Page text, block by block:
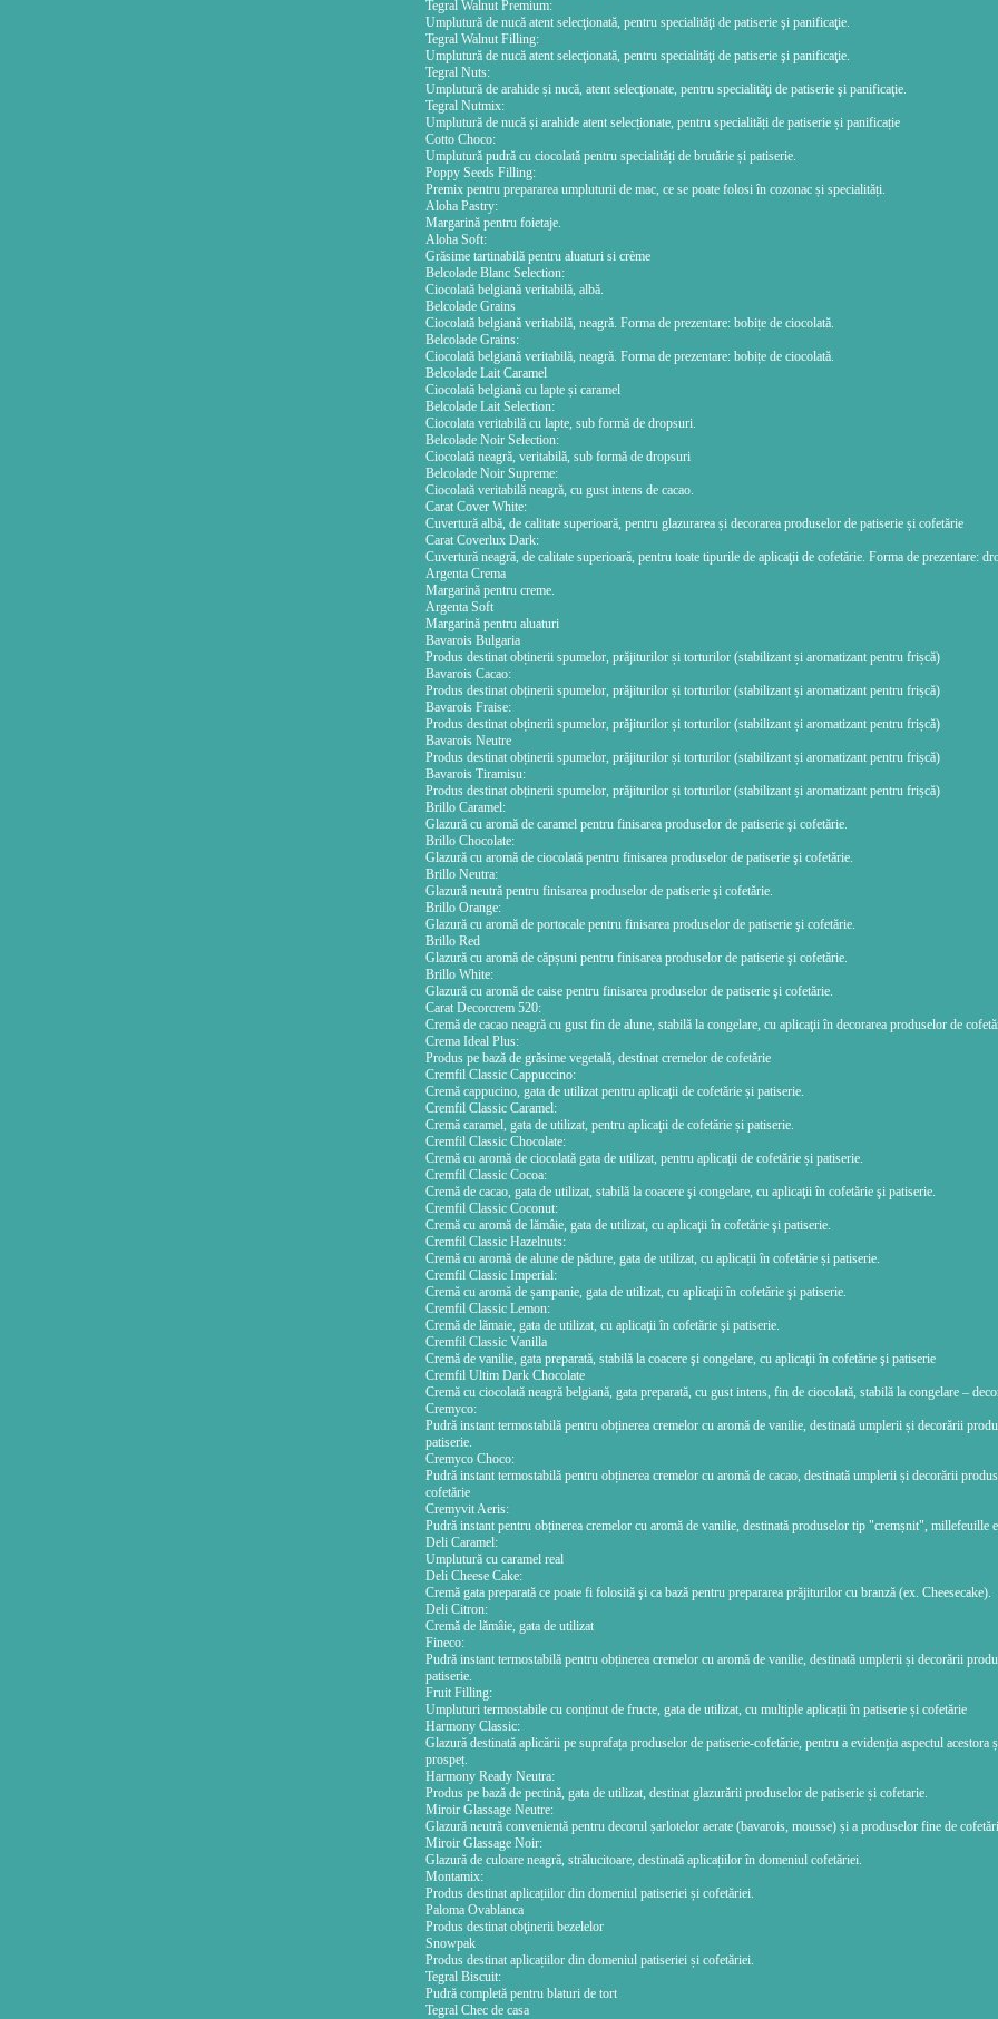
Tegral Walnut Premium:
Umplutură de nucă atent selecţionată, pentru specialităţi de patiserie şi panificaţie.
Tegral Walnut Filling:
Umplutură de nucă atent selecţionată, pentru specialităţi de patiserie şi panificaţie.
Tegral Nuts:
Umplutură de arahide și nucă, atent selecţionate, pentru specialităţi de patiserie şi panificaţie.
Tegral Nutmix:
Umplutură de nucă și arahide atent selecționate, pentru specialități de patiserie și panificație
Cotto Choco:
Umplutură pudră cu ciocolată pentru specialități de brutărie și patiserie.
Poppy Seeds Filling:
Premix pentru prepararea umpluturii de mac, ce se poate folosi în cozonac și specialități.
Aloha Pastry:
Margarină pentru foietaje.
Aloha Soft:
Grăsime tartinabilă pentru aluaturi si crème
Belcolade Blanc Selection:
Ciocolată belgiană veritabilă, albă.
Belcolade Grains
Ciocolată belgiană veritabilă, neagră. Forma de prezentare: bobițe de ciocolată.
Belcolade Grains:
Ciocolată belgiană veritabilă, neagră. Forma de prezentare: bobițe de ciocolată.
Belcolade Lait Caramel
Ciocolată belgiană cu lapte și caramel
Belcolade Lait Selection:
Ciocolata veritabilă cu lapte, sub formă de dropsuri.
Belcolade Noir Selection:
Ciocolată neagră, veritabilă, sub formă de dropsuri
Belcolade Noir Supreme:
Ciocolată veritabilă neagră, cu gust intens de cacao.
Carat Cover White:
Cuvertură albă, de calitate superioară, pentru glazurarea și decorarea produselor de patiserie și cofetărie
Carat Coverlux Dark:
Cuvertură neagră, de calitate superioară, pentru toate tipurile de aplicaţii de cofetărie. Forma de prezentare:
Argenta Crema
Margarină pentru creme.
Argenta Soft
Margarină pentru aluaturi
Bavarois Bulgaria
Produs destinat obținerii spumelor, prăjiturilor și torturilor (stabilizant și aromatizant pentru frișcă)
Bavarois Cacao:
Produs destinat obținerii spumelor, prăjiturilor și torturilor (stabilizant și aromatizant pentru frișcă)
Bavarois Fraise:
Produs destinat obținerii spumelor, prăjiturilor și torturilor (stabilizant și aromatizant pentru frișcă)
Bavarois Neutre
Produs destinat obținerii spumelor, prăjiturilor și torturilor (stabilizant și aromatizant pentru frișcă)
Bavarois Tiramisu:
Produs destinat obținerii spumelor, prăjiturilor și torturilor (stabilizant și aromatizant pentru frișcă)
Brillo Caramel:
Glazură cu aromă de caramel pentru finisarea produselor de patiserie şi cofetărie.
Brillo Chocolate:
Glazură cu aromă de ciocolată pentru finisarea produselor de patiserie şi cofetărie.
Brillo Neutra:
Glazură neutră pentru finisarea produselor de patiserie şi cofetărie.
Brillo Orange:
Glazură cu aromă de portocale pentru finisarea produselor de patiserie şi cofetărie.
Brillo Red
Glazură cu aromă de căpșuni pentru finisarea produselor de patiserie şi cofetărie.
Brillo White:
Glazură cu aromă de caise pentru finisarea produselor de patiserie şi cofetărie.
Carat Decorcrem 520:
Cremă de cacao neagră cu gust fin de alune, stabilă la congelare, cu aplicaţii în decorarea produselor de
Crema Ideal Plus:
Produs pe bază de grăsime vegetală, destinat cremelor de cofetărie
Cremfil Classic Cappuccino:
Cremă cappucino, gata de utilizat pentru aplicaţii de cofetărie și patiserie.
Cremfil Classic Caramel:
Cremă caramel, gata de utilizat, pentru aplicaţii de cofetărie și patiserie.
Cremfil Classic Chocolate:
Cremă cu aromă de ciocolată gata de utilizat, pentru aplicaţii de cofetărie și patiserie.
Cremfil Classic Cocoa:
Cremă de cacao, gata de utilizat, stabilă la coacere şi congelare, cu aplicaţii în cofetărie şi patiserie.
Cremfil Classic Coconut:
Cremă cu aromă de lămâie, gata de utilizat, cu aplicaţii în cofetărie şi patiserie.
Cremfil Classic Hazelnuts:
Cremă cu aromă de alune de pădure, gata de utilizat, cu aplicații în cofetărie și patiserie.
Cremfil Classic Imperial:
Cremă cu aromă de șampanie, gata de utilizat, cu aplicaţii în cofetărie şi patiserie.
Cremfil Classic Lemon:
Cremă de lămaie, gata de utilizat, cu aplicaţii în cofetărie şi patiserie.
Cremfil Classic Vanilla
Cremă de vanilie, gata preparată, stabilă la coacere şi congelare, cu aplicaţii în cofetărie şi patiserie
Cremfil Ultim Dark Chocolate
Cremă cu ciocolată neagră belgiană, gata preparată, cu gust intens, fin de ciocolată, stabilă la congelare –
Cremyco:
Pudră instant termostabilă pentru obținerea cremelor cu aromă de vanilie, destinată umplerii și decorării
patiserie.
Cremyco Choco:
Pudră instant termostabilă pentru obținerea cremelor cu aromă de cacao, destinată umplerii și decorării
cofetărie
Cremyvit Aeris:
Pudră instant pentru obținerea cremelor cu aromă de vanilie, destinată produselor tip "cremșnit", millefeuille
Deli Caramel:
Umplutură cu caramel real
Deli Cheese Cake:
Cremă gata preparată ce poate fi folosită şi ca bază pentru prepararea prăjiturilor cu branză (ex. Cheesecake).
Deli Citron:
Cremă de lămâie, gata de utilizat
Fineco:
Pudră instant termostabilă pentru obținerea cremelor cu aromă de vanilie, destinată umplerii și decorării
patiserie.
Fruit Filling:
Umpluturi termostabile cu conținut de fructe, gata de utilizat, cu multiple aplicații în patiserie și cofetărie
Harmony Classic:
Glazură destinată aplicării pe suprafața produselor de patiserie-cofetărie, pentru a evidenția aspectul acestora
prospeț.
Harmony Ready Neutra:
Produs pe bază de pectină, gata de utilizat, destinat glazurării produselor de patiserie și cofetarie.
Miroir Glassage Neutre:
Glazură neutră convenientă pentru decorul șarlotelor aerate (bavarois, mousse) și a produselor fine de
Miroir Glassage Noir:
Glazură de culoare neagră, strălucitoare, destinată aplicațiilor în domeniul cofetăriei.
Montamix:
Produs destinat aplicațiilor din domeniul patiseriei și cofetăriei.
Paloma Ovablanca
Produs destinat obţinerii bezelelor
Snowpak
Produs destinat aplicațiilor din domeniul patiseriei și cofetăriei.
Tegral Biscuit:
Pudră completă pentru blaturi de tort
Tegral Chec de casa